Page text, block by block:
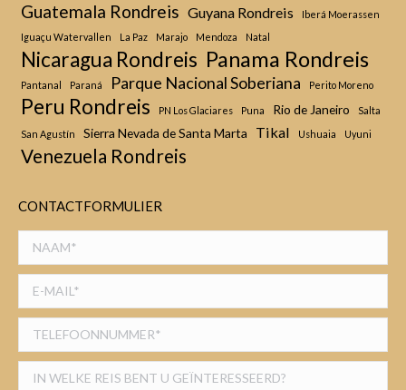
Guatemala Rondreis Guyana Rondreis
Iberá Moerassen
Iguaçu Watervallen
La Paz Marajo Mendoza Natal
Nicaragua Rondreis Panama Rondreis
Pantanal Paraná Parque Nacional Soberiana Perito Moreno
Peru Rondreis PN Los Glaciares Puna Rio de Janeiro
Salta
San Agustín
Sierra Nevada de Santa Marta Tikal Ushuaia Uyuni
Venezuela Rondreis
CONTACTFORMULIER